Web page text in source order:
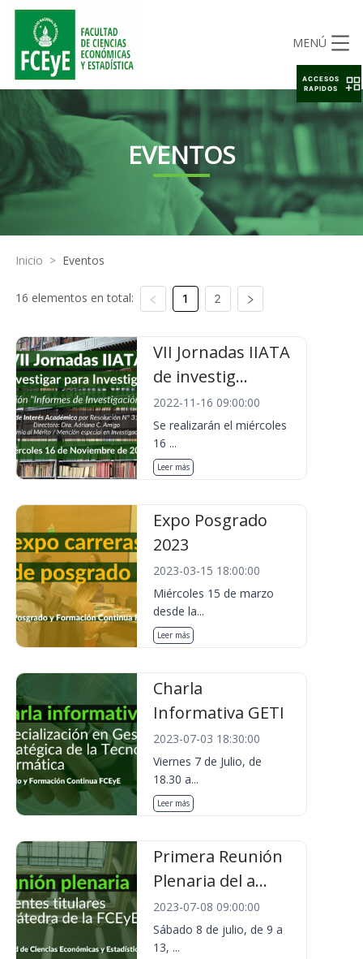
MENÚ
EVENTOS
Inicio > Eventos
16 elementos en total: 1 2
VII Jornadas IIATA
de investig...
2022-11-16 09:00:00
Se realizarán el miércoles
16 ...
Leer más
Expo Posgrado
2023
2023-03-15 18:00:00
Miércoles 15 de marzo
desde la...
Leer más
Charla
Informativa GETI
2023-07-03 18:30:00
Viernes 7 de Julio, de
18.30 a...
Leer más
Primera Reunión
Plenaria del a...
2023-07-08 09:00:00
Sábado 8 de julio, de 9 a
13, ...
ACCESOS
RAPIDOS